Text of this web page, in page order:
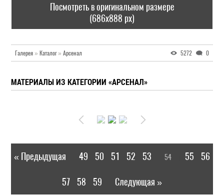
Посмотреть в оригинальном размере
(686x888 px)
Галерея » Каталог» Арсенал 5272 0
МАТЕРИАЛЫ ИЗ КАТЕГОРИИ «АРСЕНАЛ»
« Предыдущая 49 50 51 52 53 54 55 56
57 58 59 Следующая »